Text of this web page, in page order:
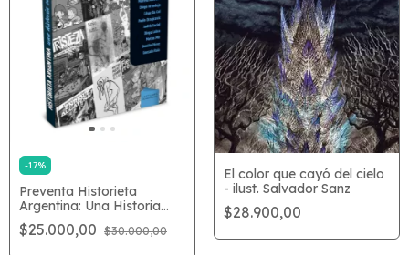
-17%
Preventa Historieta
Argentina: Una Historia
Colectiva
$25.000,00 $30.000,00
El color que cayó del cielo
- ilust. Salvador Sanz
$28.900,00